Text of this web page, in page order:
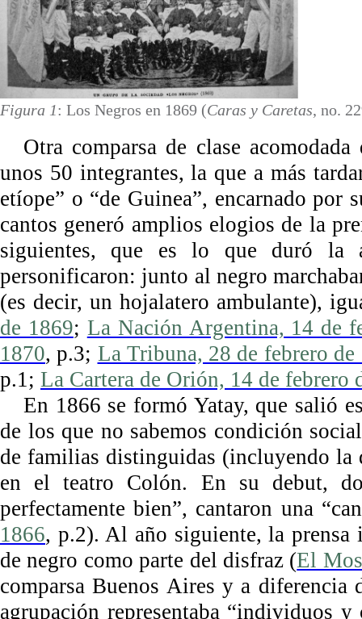
Figura 1: Los Negros en 1869 (Caras y Caretas, no.
Otra comparsa de clase
unos 50 integrantes, la que a más
etíope” o “de Guinea”, encarnado por
cantos generó amplios elogios de la
siguientes, que es lo que duró la
personificaron: junto al negro
(es decir, un hojalatero ambulante),
de 1869; La Nación Argentina, 14 de
1870, p.3; La Tribuna, 28 de febrero de
p.1; La Cartera de Orión, 14 de febrero
En 1866 se formó Yatay, que salió
de los que no sabemos condición
de familias distinguidas (incluyendo
en el teatro Colón. En su debut,
perfectamente bien”, cantaron una
1866, p.2). Al año siguiente, la prensa
de negro como parte del disfraz (El
comparsa Buenos Aires y a
agrupación representaba “individuos